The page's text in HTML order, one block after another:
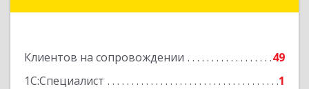
Клиентов на сопровождении
49
1С:Специалист
1